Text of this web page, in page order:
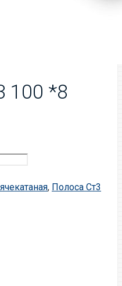
100 *8
, Полоса Ст3